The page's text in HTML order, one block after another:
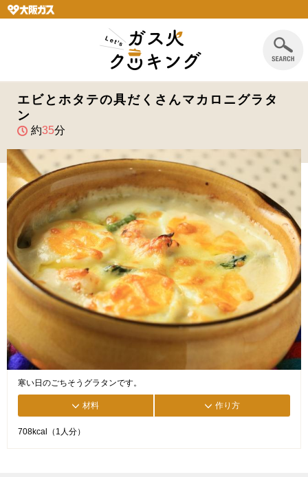
エビとホタテの具だくさんマカロニグラタ
ン
約35分
寒い日のごちそうグラタンです。
材料 作り方
708kcal（1人分）